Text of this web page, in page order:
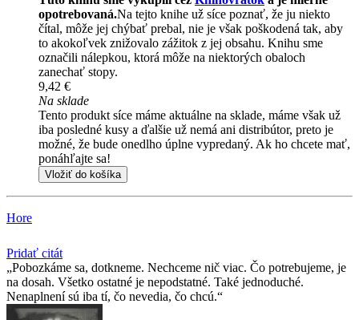
opotrebovaná.Na tejto knihe už síce poznať, že ju niekto
čítal, môže jej chýbať prebal, nie je však poškodená tak, aby
to akokoľvek znižovalo zážitok z jej obsahu. Knihu sme
označili nálepkou, ktorá môže na niektorých obaloch
zanechať stopy.
9,42 €
Na sklade
Tento produkt síce máme aktuálne na sklade, máme však už
iba posledné kusy a ďalšie už nemá ani distribútor, preto je
možné, že bude onedlho úplne vypredaný. Ak ho chcete mať,
ponáhľajte sa!
Vložiť do košíka
Hore
Pridať citát
Pobozkáme sa, dotkneme. Nechceme nič viac. Čo potrebujeme, je
na dosah. Všetko ostatné je nepodstatné. Také jednoduché.
Nenaplnení sú iba tí, čo nevedia, čo chcú.